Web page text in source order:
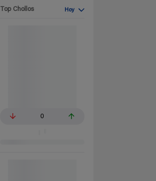
Top Chollos Hoy
0